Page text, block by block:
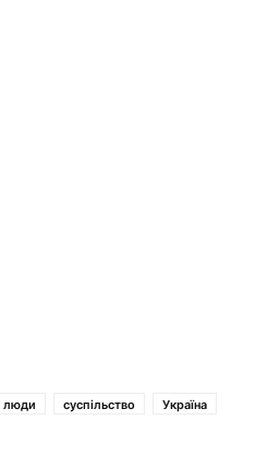
люди суспільство
Україна